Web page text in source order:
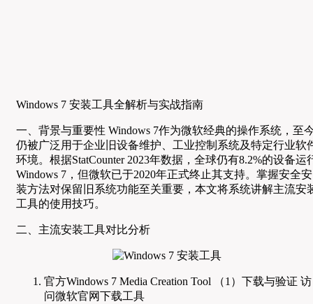
Windows 7 安装工具全解析与实战指南
一、背景与重要性 Windows 7作为微软经典的操作系统，至
仍被广泛用于企业旧设备维护、工业控制系统及特定行业软
环境。根据StatCounter 2023年数据，全球仍有8.2%的设备运
Windows 7，但微软已于2020年正式终止其支持。掌握安全安
装方法对保留旧系统功能至关重要，本文将系统讲解主流安
工具的使用技巧。
二、主流安装工具对比分析
官方Windows 7 Media Creation Tool （1）下载与验证 访
问微软官网下载工具